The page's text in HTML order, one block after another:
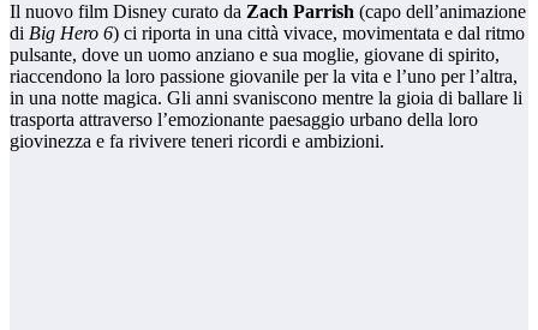
Il nuovo film Disney curato da Zach Parrish (capo dell’animazione
di Big Hero 6) ci riporta in una città vivace, movimentata e dal ritmo
pulsante, dove un uomo anziano e sua moglie, giovane di spirito,
riaccendono la loro passione giovanile per la vita e l’uno per l’altra,
in una notte magica. Gli anni svaniscono mentre la gioia di ballare li
trasporta attraverso l’emozionante paesaggio urbano della loro
giovinezza e fa rivivere teneri ricordi e ambizioni.